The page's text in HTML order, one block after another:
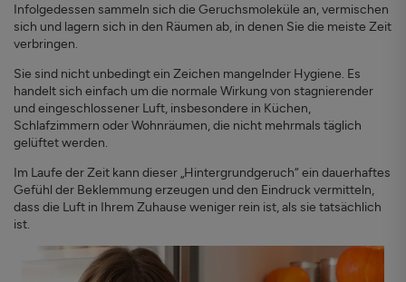
Infolgedessen sammeln sich die Geruchsmoleküle an, vermischen
sich und lagern sich in den Räumen ab, in denen Sie die meiste Zeit
verbringen.
Sie sind nicht unbedingt ein Zeichen mangelnder Hygiene. Es
handelt sich einfach um die normale Wirkung von stagnierender
und eingeschlossener Luft, insbesondere in Küchen,
Schlafzimmern oder Wohnräumen, die nicht mehrmals täglich
gelüftet werden.
Im Laufe der Zeit kann dieser „Hintergrundgeruch“ ein dauerhaftes
Gefühl der Beklemmung erzeugen und den Eindruck vermitteln,
dass die Luft in Ihrem Zuhause weniger rein ist, als sie tatsächlich
ist.